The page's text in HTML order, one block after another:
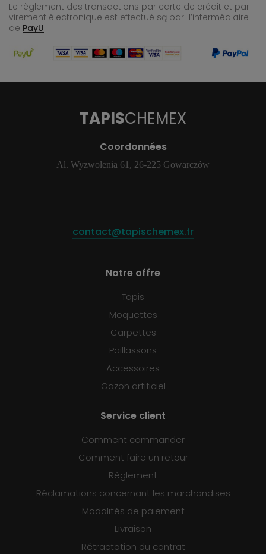
Le règlement des transactions par carte de crédit et par
virement électronique est effectué są par l’intermédiaire
de PayU
TAPISCHEMEX
Coordonnées
Al. Wyzwolenia 61, 26-225 Gowarczów
contact@tapischemex.fr
Notre offre
Tapis
Moquettes
Carpettes
Paillassons
Accessoires
Gazon artificiel
Service client
Comment commander
Comment faire un retour
Règlement
Réclamations concernant les marchandises
Modalités de paiement
Livraison
Rétractation du contrat